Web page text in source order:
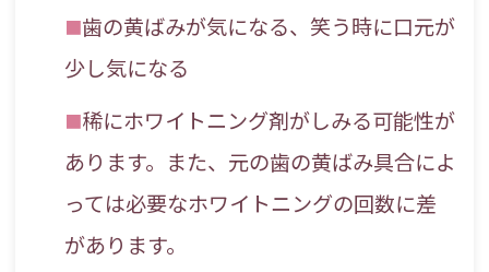
歯の黄ばみが気になる、笑う時に口元が
少し気になる
稀にホワイトニング剤がしみる可能性が
あります。また、元の歯の黄ばみ具合によ
っては必要なホワイトニングの回数に差
があります。